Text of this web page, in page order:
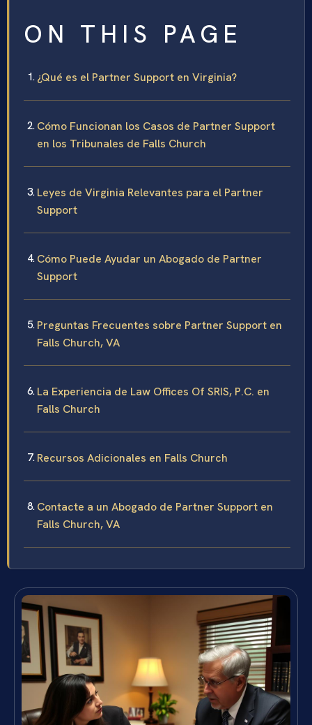
ON THIS PAGE
¿Qué es el Partner Support en Virginia?
Cómo Funcionan los Casos de Partner Support
en los Tribunales de Falls Church
Leyes de Virginia Relevantes para el Partner
Support
Cómo Puede Ayudar un Abogado de Partner
Support
Preguntas Frecuentes sobre Partner Support en
Falls Church, VA
La Experiencia de Law Offices Of SRIS, P.C. en
Falls Church
Recursos Adicionales en Falls Church
Contacte a un Abogado de Partner Support en
Falls Church, VA